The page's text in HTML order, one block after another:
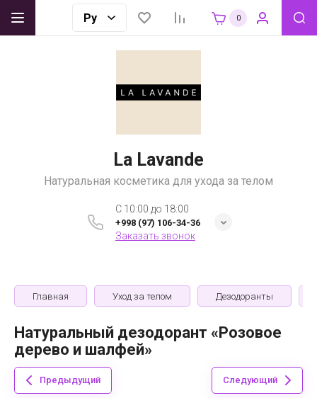
0
La Lavande
Натуральная косметика для ухода за телом
C 10:00 до 18:00
+998 (97) 106-34-36
Заказать звонок
Главная Уход за телом Дезодоранты
Натуральный дезодорант «Розовое
дерево и шалфей»
Предыдущий Следующий